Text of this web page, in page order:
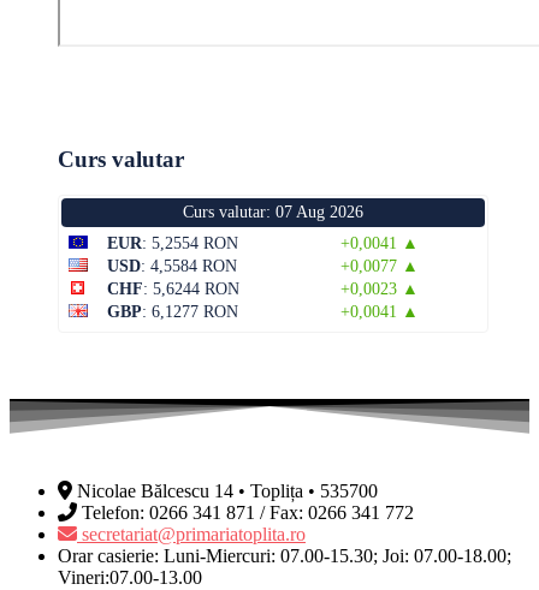
Curs valutar
Curs valutar: 07 Aug 2026
EUR: 5,2554 RON
+0,0041 ▲
USD: 4,5584 RON
+0,0077 ▲
CHF: 5,6244 RON
+0,0023 ▲
GBP: 6,1277 RON +0,0041 ▲
Nicolae Bălcescu 14 • Toplița • 535700
Telefon: 0266 341 871 / Fax: 0266 341 772
secretariat@primariatoplita.ro
Orar casierie: Luni-Miercuri: 07.00-15.30; Joi: 07.00-18.00;
Vineri:07.00-13.00